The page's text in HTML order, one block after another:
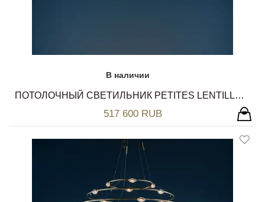
В наличии
ПОТОЛОЧНЫЙ СВЕТИЛЬНИК PETITES LENTILLES CATELLANI & SMITH
517 600 RUB